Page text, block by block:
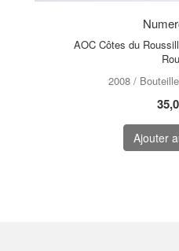
AOC Côtes du
2008 /
Ajouter